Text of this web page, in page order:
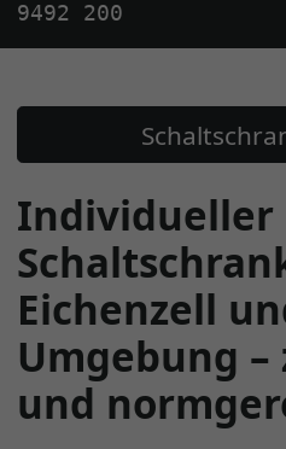
9492 200
Individueller
Eichenzell
Umgebung
und